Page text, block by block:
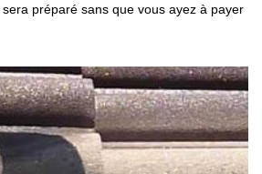
préparé sans que vous ayez à payer